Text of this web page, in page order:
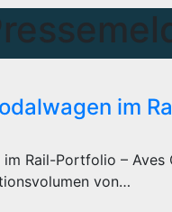
im
im Rail-Portfolio –
von…